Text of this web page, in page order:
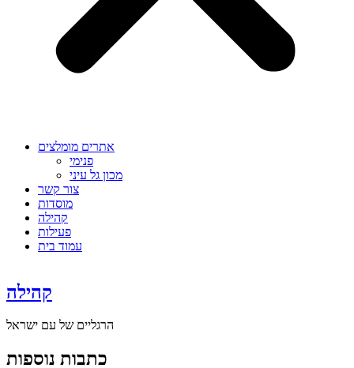
אתרים מומלצים
פנימי
מכון גל עיני
צור קשר
מוסדות
קהילה
פעילות
עמוד בית
קהילה
הרגליים של עם ישראל
כתבות נוספות